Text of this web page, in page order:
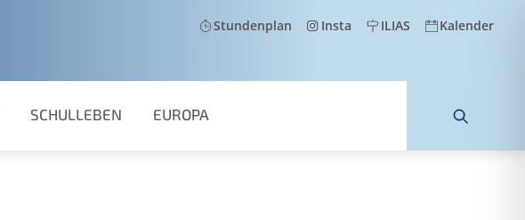
Stundenplan Insta ILIAS Kalender
SCHULLEBEN EUROPA